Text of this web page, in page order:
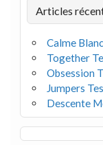
Articles
Calme
Together
Obsession
Jumpers
Descente